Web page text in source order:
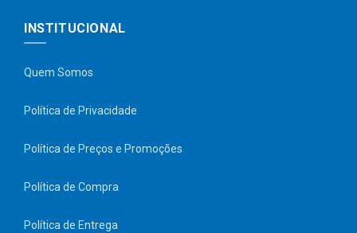
INSTITUCIONAL
Quem Somos
Política de Privacidade
Política de Preços e Promoções
Política de Compra
Política de Entrega